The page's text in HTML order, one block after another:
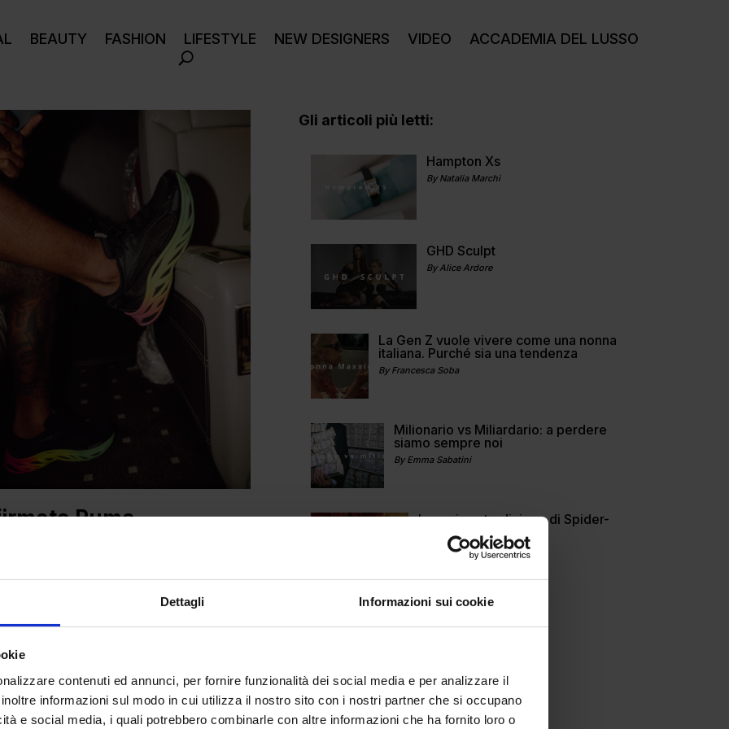
Dettagli Informazioni sui cookie
contenuti ed annunci, per fornire funzionalità dei social media e per analizzare il
informazioni sul modo in cui utilizza il nostro sito con i nostri partner che si occupano
e social media, i quali potrebbero combinarle con altre informazioni che ha fornito loro o
BEAUTY FASHION LIFESTYLE NEW DESIGNERS VIDEO ACCADEMIA DEL LUSSO
Puma
dall’ambassador PUMA
con la futuristica sneakers Exotek
rivoluzionaria sneaker
durante la presentazione “ Futrograde“,
nuova scarpa è realizzata sul concetto
Gli articoli più letti:
Hampton Xs
By Natalia Marchi
GHD Sculpt
By Alice Ardore
La Gen Z vuole vivere come una nonna
italiana. Purché sia una tendenza
By Francesca Soba
Milionario vs Miliardario: a perdere
siamo sempre noi
By Emma Sabatini
La curiosa tradizione di Spider-
By Carlotta D'Alessio